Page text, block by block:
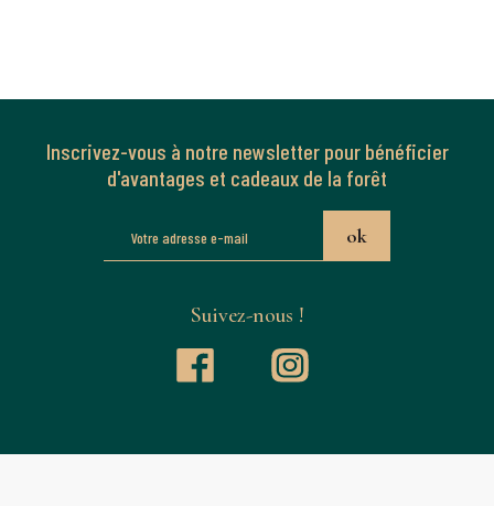
Inscrivez-vous à notre newsletter pour bénéficier
d'avantages et cadeaux de la forêt
Suivez-nous !